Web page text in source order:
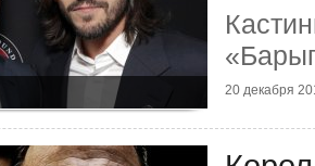
20 декабря